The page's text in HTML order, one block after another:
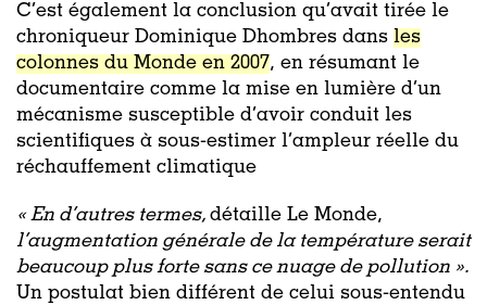
C’est également la conclusion qu’avait tirée le
chroniqueur Dominique Dhombres dans les
colonnes du Monde en 2007, en résumant le
documentaire comme la mise en lumière d’un
mécanisme susceptible d’avoir conduit les
scientifiques à sous-estimer l’ampleur réelle du
réchauffement climatique
« En d’autres termes, détaille Le Monde,
l’augmentation générale de la température serait
beaucoup plus forte sans ce nuage de pollution ».
Un postulat bien différent de celui sous-entendu